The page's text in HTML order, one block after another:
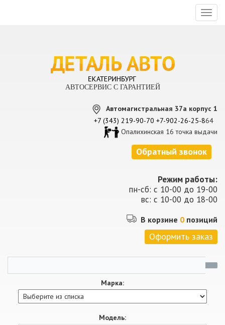
АВТОСЕРВИС С ГАРАНТИЕЙ
Автомагистральная 37а корпус 1
+7 (343) 219-90-70 +7-902-26-25-864
Опалихинская 16 точка выдачи
Обратный звонок
Режим работы:
пн-сб: с 10-00 до 19-00
вс: с 10-00 до 18-00
В корзине 0 позиций
Оформить заказ
Марка:
Модель: